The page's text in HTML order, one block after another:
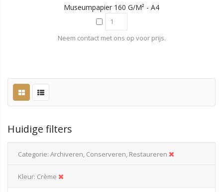
Museumpapier 160 G/m² - A4
Neem contact met ons op voor prijs.
Huidige filters
Categorie Archiveren, Conserveren, Restaureren
Kleur Crème